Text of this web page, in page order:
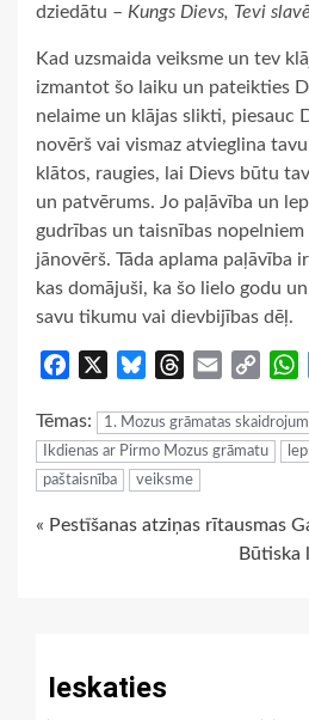
dziedātu – Kungs Dievs, Tevi
Kad uzsmaida veiksme un tev
izmantot šo laiku un pateikties
nelaime un klājas slikti, piesauc
novērš vai vismaz atvieglina
klātos, raugies, lai Dievs būtu
un patvērums. Jo paļāvība un
gudrības un taisnības
jānovērš. Tāda aplama paļāvība
kas domājuši, ka šo lielo godu
savu tikumu vai dievbijības dēļ.
Facebook BlueskyThreads
Email
Copy
Tēmas: 1. Mozus grāmatas
Ikdienas ar Pirmo Mozus grāmatu
paštaisnība
veiksme
Continue
« Pestīšanas atziņas rītausmas
Būtiska
Ieskaties